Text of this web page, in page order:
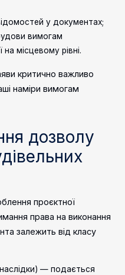
у документах;
вимогам
на місцевому рівні.
критично важливо
наміри вимогам
дозволу
проєктної
права на виконання
залежить від класу
— подається